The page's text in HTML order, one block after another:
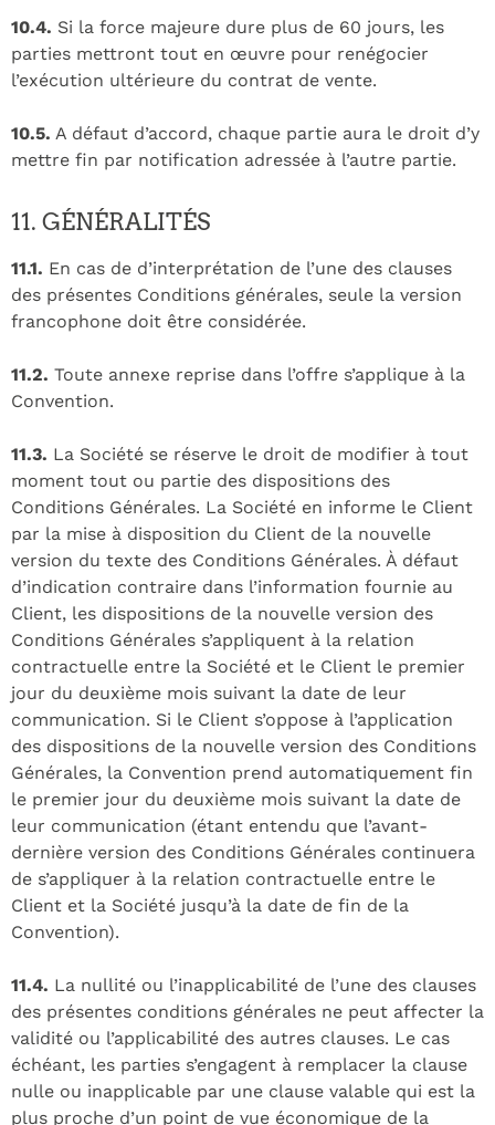
10.4. Si la force majeure dure plus de 60 jours, les
parties mettront tout en œuvre pour renégocier
l’exécution ultérieure du contrat de vente.
10.5. A défaut d’accord, chaque partie aura le droit d’y
mettre fin par notification adressée à l’autre partie.
11. GÉNÉRALITÉS
11.1. En cas de d’interprétation de l’une des clauses
des présentes Conditions générales, seule la version
francophone doit être considérée.
11.2. Toute annexe reprise dans l’offre s’applique à la
Convention.
11.3. La Société se réserve le droit de modifier à tout
moment tout ou partie des dispositions des
Conditions Générales. La Société en informe le Client
par la mise à disposition du Client de la nouvelle
version du texte des Conditions Générales. À défaut
d’indication contraire dans l’information fournie au
Client, les dispositions de la nouvelle version des
Conditions Générales s’appliquent à la relation
contractuelle entre la Société et le Client le premier
jour du deuxième mois suivant la date de leur
communication. Si le Client s’oppose à l’application
des dispositions de la nouvelle version des Conditions
Générales, la Convention prend automatiquement fin
le premier jour du deuxième mois suivant la date de
leur communication (étant entendu que l’avant-
dernière version des Conditions Générales continuera
de s’appliquer à la relation contractuelle entre le
Client et la Société jusqu’à la date de fin de la
Convention).
11.4. La nullité ou l’inapplicabilité de l’une des clauses
des présentes conditions générales ne peut affecter la
validité ou l’applicabilité des autres clauses. Le cas
échéant, les parties s’engagent à remplacer la clause
nulle ou inapplicable par une clause valable qui est la
plus proche d’un point de vue économique de la